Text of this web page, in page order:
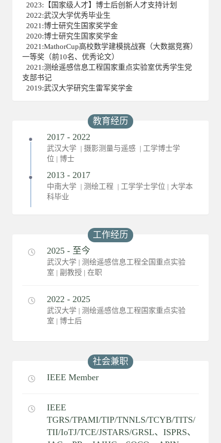
2023:【国家级人才】博士后创新人才支持计划
2022:武汉大学优秀毕业生
2021:博士研究生国家奖学金
2020:博士研究生国家奖学金
2021:MathorCup高校数学建模挑战赛（大数据竞赛）
一等奖（前10名、优秀论文）
2021:测绘遥感信息工程国家重点实验室优秀学生党
支部书记
2019:武汉大学研究生雷军奖学金
教育经历
2017 - 2022
武汉大学 | 摄影测量与遥感 | 工学博士学
位 | 博士
2013 - 2017
中南大学 | 测绘工程 | 工学学士学位 | 大学本
科毕业
工作经历
2025 - 至今
武汉大学 | 测绘遥感信息工程全国重点实验
室 | 副教授 | 在职
2022 - 2025
武汉大学 | 测绘遥感信息工程国家重点实验
室 | 博士后
社会兼职
IEEE Member
IEEE
TGRS/TPAMI/TIP/TNNLS/TCYB/TITS/
TII/IoTJ/TCE/JSTARS/GRSL、ISPRS、